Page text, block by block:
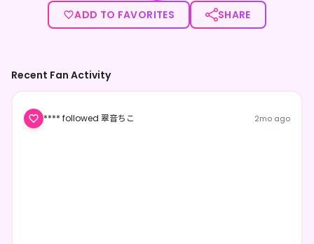
ADD TO FAVORITES SHARE
Recent Fan Activity
**** followed 翠音ちこ 2mo ago